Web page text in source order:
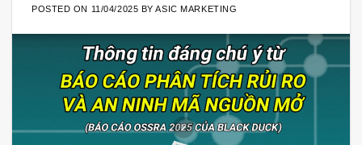
POSTED ON 11/04/2025 BYASIC MARKETING